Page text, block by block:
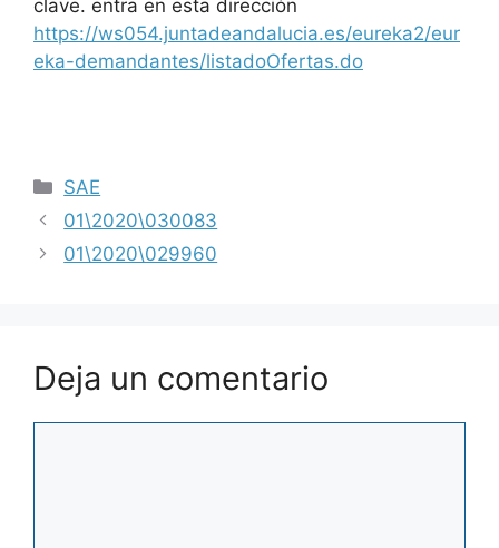
clave. entra en esta dirección
https://ws054.juntadeandalucia.es/eureka2/eur
eka-demandantes/listadoOfertas.do
SAE
01\2020\030083
01\2020\029960
Deja un comentario